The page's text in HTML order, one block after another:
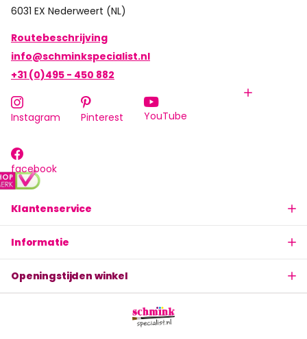
Klantenservice
Informatie
Openingstijden winkel
6031 EX Nederweert (NL)
Routebeschrijving
info@schminkspecialist.nl
+31 (0)495 - 450 882
Instagram Pinterest YouTube
facebook